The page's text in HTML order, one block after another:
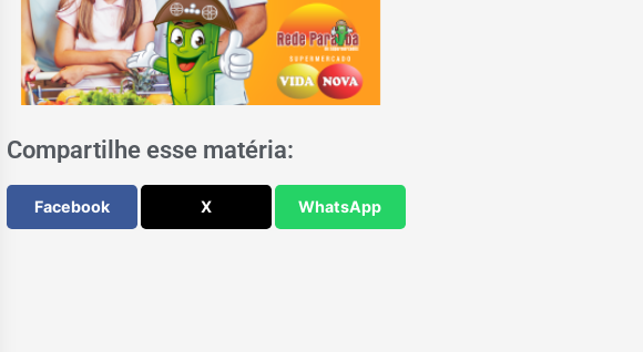
Compartilhe esse matéria:
Facebook X WhatsApp